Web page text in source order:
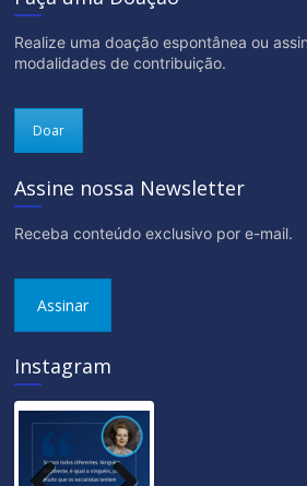
Realize uma doação espontânea ou
modalidades de contribuição.
Doar
Assine nossa Newsletter
Receba conteúdo exclusivo por e-mail.
Assinar
Instagram